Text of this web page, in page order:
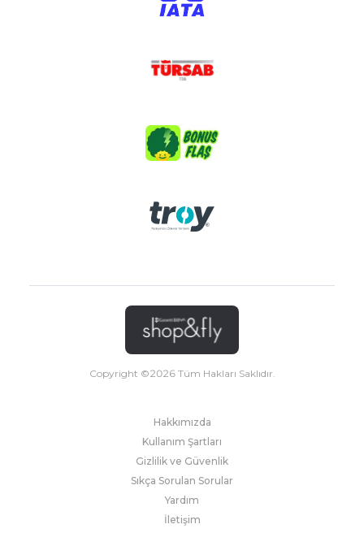
Copyright ©2026Tüm Hakları Saklıdır.
Hakkımızda
Kullanım Şartları
Gizlilik ve Güvenlik
Sıkça Sorulan Sorular
Yardım
İletişim